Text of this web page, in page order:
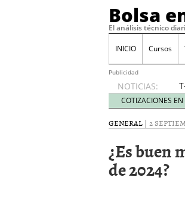
Bolsa
El análisis técnico
INICIO Cursos
Publicidad
NOTICIAS:
COTIZACIONES
GENERAL | 2
¿Es buen
de 2024?